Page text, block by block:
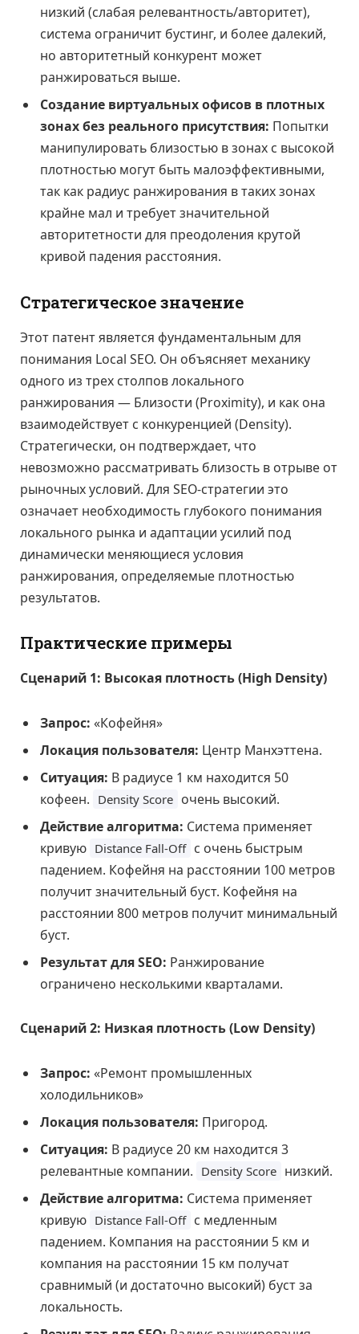
низкий (слабая релевантность/авторитет),
система ограничит бустинг, и более далекий,
но авторитетный конкурент может
ранжироваться выше.
Создание виртуальных офисов в плотных
зонах без реального присутствия: Попытки
манипулировать близостью в зонах с высокой
плотностью могут быть малоэффективными,
так как радиус ранжирования в таких зонах
крайне мал и требует значительной
авторитетности для преодоления крутой
кривой падения расстояния.
Стратегическое значение
Этот патент является фундаментальным для
понимания Local SEO. Он объясняет механику
одного из трех столпов локального
ранжирования — Близости (Proximity), и как она
взаимодействует с конкуренцией (Density).
Стратегически, он подтверждает, что
невозможно рассматривать близость в отрыве от
рыночных условий. Для SEO-стратегии это
означает необходимость глубокого понимания
локального рынка и адаптации усилий под
динамически меняющиеся условия
ранжирования, определяемые плотностью
результатов.
Практические примеры
Сценарий 1: Высокая плотность (High Density)
Запрос: «Кофейня»
Локация пользователя: Центр Манхэттена.
Ситуация: В радиусе 1 км находится 50
кофеен. Density Score очень высокий.
Действие алгоритма: Система применяет
кривую Distance Fall-Off с очень быстрым
падением. Кофейня на расстоянии 100 метров
получит значительный буст. Кофейня на
расстоянии 800 метров получит минимальный
буст.
Результат для SEO: Ранжирование
ограничено несколькими кварталами.
Сценарий 2: Низкая плотность (Low Density)
Запрос: «Ремонт промышленных
холодильников»
Локация пользователя: Пригород.
Ситуация: В радиусе 20 км находится 3
релевантные компании. Density Score низкий.
Действие алгоритма: Система применяет
кривую Distance Fall-Off с медленным
падением. Компания на расстоянии 5 км и
компания на расстоянии 15 км получат
сравнимый (и достаточно высокий) буст за
локальность.